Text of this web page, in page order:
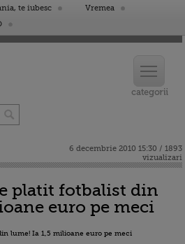
te iubesc
Vremea
6 decembrie 2010 15:30 / 1893
vizualizari
platit fotbalist din
euro pe meci